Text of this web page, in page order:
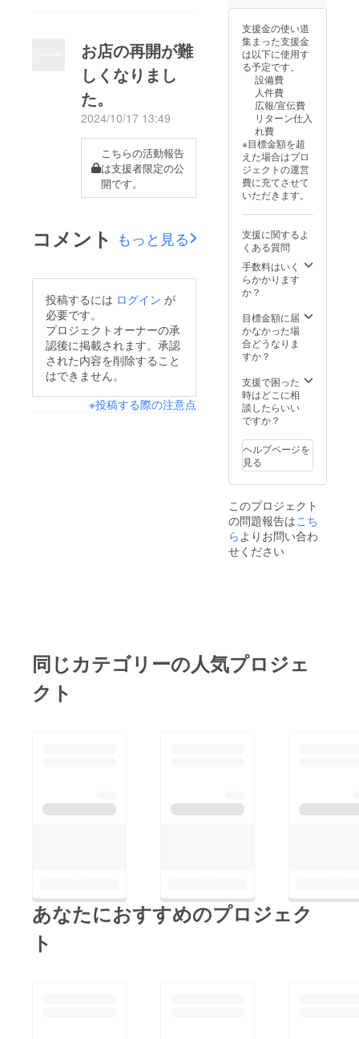
お店の再開が難
しくなりまし
た。
2024/10/17 13:49
こちらの活動報告
は支援者限定の公
開です。
コメント もっと見る
投稿するには ログイン が
必要です。
プロジェクトオーナーの承
認後に掲載されます。承認
された内容を削除すること
はできません。
※投稿する際の注意点
い。
になり
ます。
・御芳
名の記
載方法
は文字
のみと
させて
いただ
載サイ
ズに関
しまし
ては支
援者様
に応じ
て変わ
るもの
とさせ
ていた
だきま
時、必
ず備考
欄にご
れるお
名前を
ご記入
くださ
い。 ・
Tシャツ
ズも必
ず備考
欄にご
記入く
ださ
い。
サイド
メ
ニュー
）と、
お飲物
をお出
しでき
るよう
努めま
す。
メール
のやり
取り等
で内容
はより
良いも
のにし
が、備
考欄に
てご要
望をお
い。
支援金の使い道
集まった支援金
は以下に使用す
る予定です。
設備費
人件費
広報/宣伝費
リターン仕入
れ費
※目標金額を超
えた場合はプロ
ジェクトの運営
費に充てさせて
いただきます。
支援に関するよ
くある質問
手数料はいく
らかかります
か？
目標金額に届
かなかった場
合どうなりま
すか？
支援で困った
時はどこに相
談したらいい
ですか？
ヘルプページを
見る
このプロジェクト
の問題報告はこち
らよりお問い合わ
せください
同じカテゴリーの人気プロジェ
クト
あなたにおすすめのプロジェク
ト